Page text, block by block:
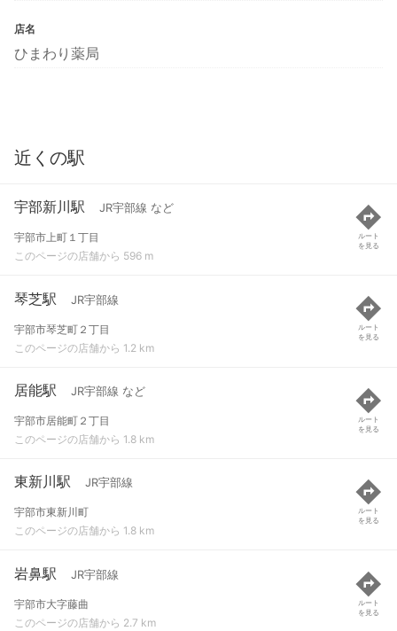
店名
ひまわり薬局
近くの駅
宇部新川駅 JR宇部線 など
宇部市上町１丁目
このページの店舗から 596 m
ルート
を見る
琴芝駅 JR宇部線
宇部市琴芝町２丁目
このページの店舗から 1.2 km
ルート
を見る
居能駅 JR宇部線 など
宇部市居能町２丁目
このページの店舗から 1.8 km
ルート
を見る
東新川駅 JR宇部線
宇部市東新川町
このページの店舗から 1.8 km
ルート
を見る
岩鼻駅 JR宇部線
宇部市大字藤曲
このページの店舗から 2.7 km
ルート
を見る